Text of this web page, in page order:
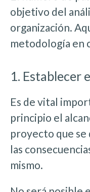
objetivo del
organización.
metodología en
1. Establecer
Es de vital
principio el
proyecto que se
las
mismo.